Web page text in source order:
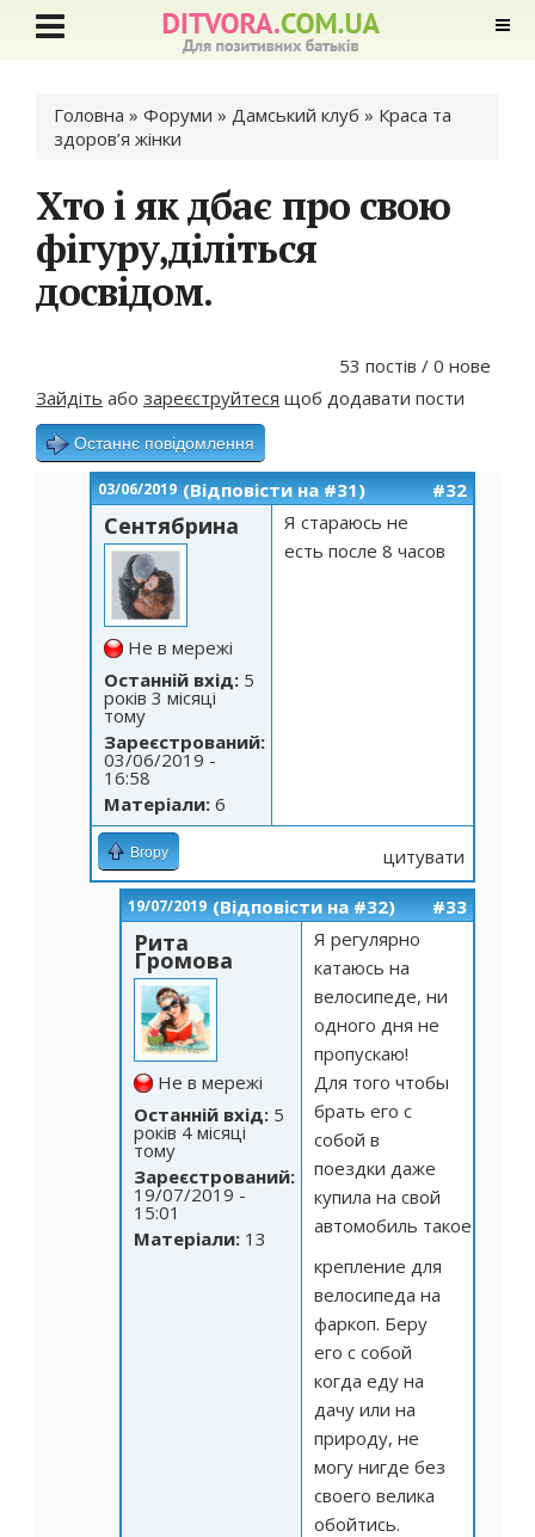
Ви є тут
Головна » Форуми » Дамський клуб » Краса та
здоров’я жінки
Хто і як дбає про свою
фігуру,діліться
досвідом.
53 постів / 0 нове
Зайдіть або зареєструйтеся щоб додавати пости
Останнє повідомлення
03/06/2019 (Відповісти на #31) #32
Сентябрина
Не в мережі
Останній вхід: 5
років 3 місяці
тому
Зареєстрований:
03/06/2019 -
16:58
Матеріали: 6
Я стараюсь не
есть после 8 часов
Вгору цитувати
19/07/2019 (Відповісти на #32) #33
Рита
Громова
Не в мережі
Останній вхід: 5
років 4 місяці
тому
Зареєстрований:
19/07/2019 -
15:01
Матеріали: 13
Я регулярно
катаюсь на
велосипеде, ни
одного дня не
пропускаю!
Для того чтобы
брать его с
собой в
поездки даже
купила на свой
автомобиль такое
крепление для
велосипеда на
фаркоп. Беру
его с собой
когда еду на
дачу или на
природу, не
могу нигде без
своего велика
обойтись.